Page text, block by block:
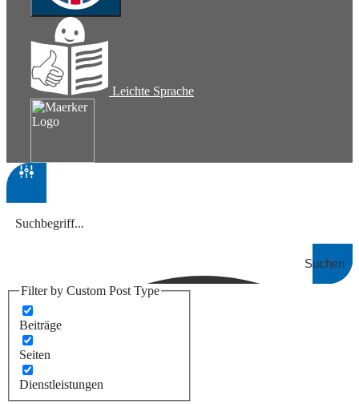
Leichte Sprache
Suchen
Filter by Custom Post Type
Beiträge
Seiten
Dienstleistungen